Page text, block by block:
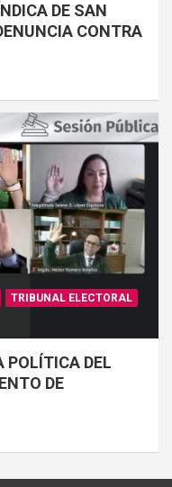
DE SAN
CONTRA
TRIBUNAL ELECTORAL
POLÍTICA DEL
DE